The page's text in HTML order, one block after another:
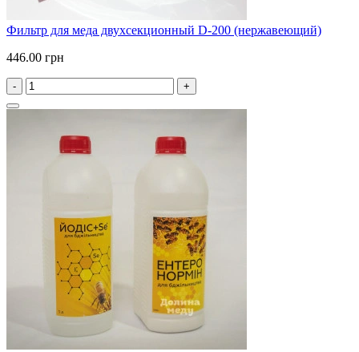
Фильтр для меда двухсекционный D-200 (нержавеющий)
446.00 грн
- +